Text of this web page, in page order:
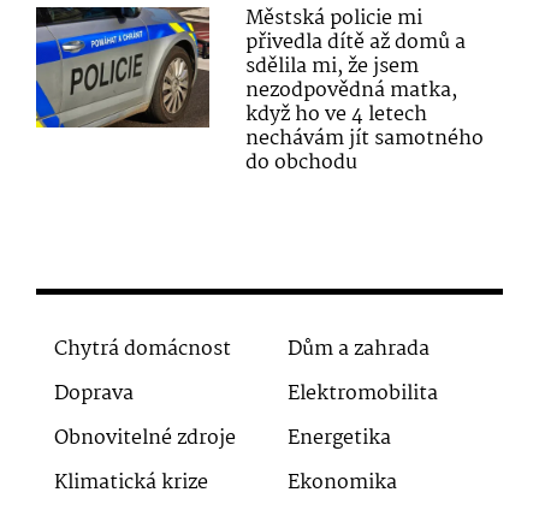
Městská policie mi
přivedla dítě až domů a
sdělila mi, že jsem
nezodpovědná matka,
když ho ve 4 letech
nechávám jít samotného
do obchodu
Chytrá domácnost
Dům a zahrada
Doprava
Elektromobilita
Obnovitelné zdroje
Energetika
Klimatická krize
Ekonomika